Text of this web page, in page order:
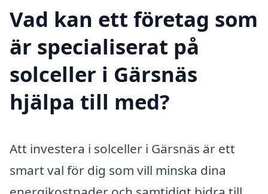
Vad kan ett företag som
är specialiserat på
solceller i Gärsnäs
hjälpa till med?
Att investera i solceller i Gärsnäs är ett
smart val för dig som vill minska dina